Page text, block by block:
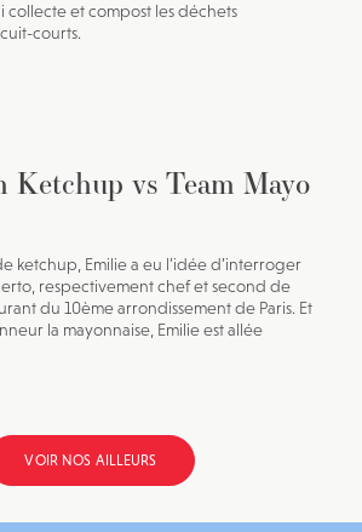
collecte et compost les déchets
courts.
Ketchup vs Team Mayo
ketchup, Emilie a eu l’idée d’interroger
respectivement chef et second de
du 10ème arrondissement de Paris. Et
la mayonnaise, Emilie est allée
VOIR NOS AILLEURS